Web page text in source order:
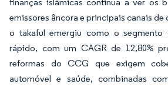
emissores âncora e principais canais
o takaful emergiu como o segmento
rápido, com um CAGR de 12,80%
reformas do CCG que exigem
automóvel e saúde, combinadas